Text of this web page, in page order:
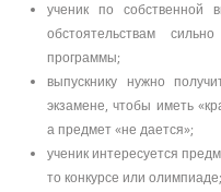
ученик по
обстоятельствам
программы;
выпускнику нужно
экзамене, чтобы иметь
а предмет «не дается»;
ученик интересуется
то конкурсе или олимпиаде;